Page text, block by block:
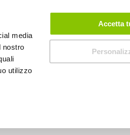
media
nostro
utilizzo
Accetta
ACCEDI CREA UN